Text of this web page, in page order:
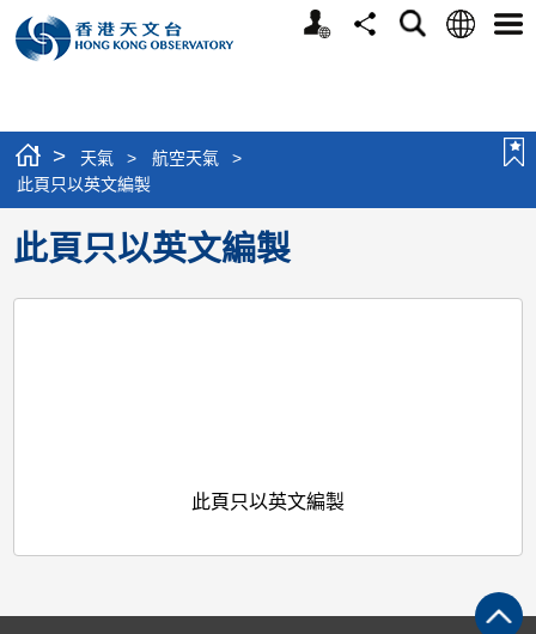
個
分
搜
語
選
> 天氣 > 航空天氣
>
此頁只以英文編製
此頁只以英文編製
此頁只以英文編製